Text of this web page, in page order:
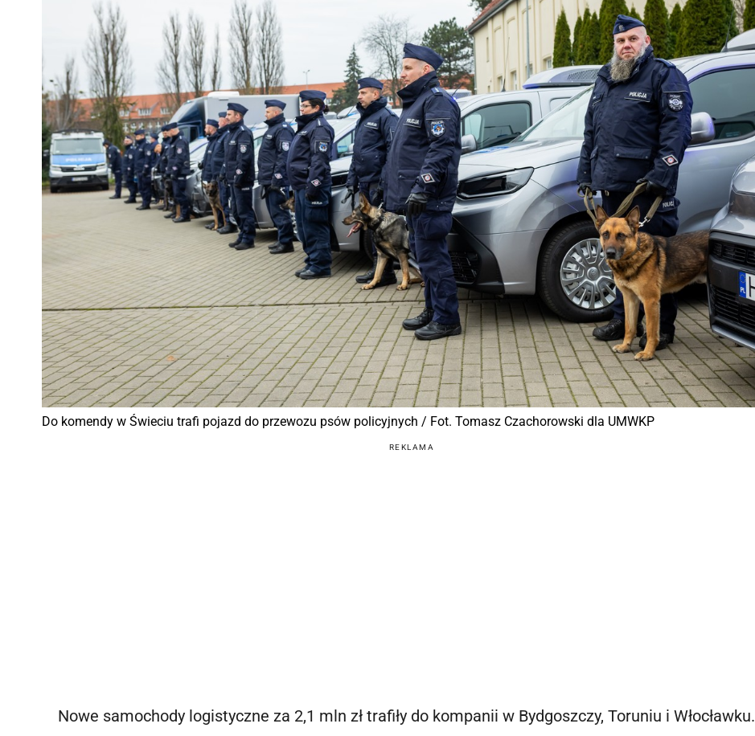
Do komendy w Świeciu trafi pojazd do przewozu psów policyjnych / Fot. Tomasz Czachorowski dla UMWKP
REKLAMA
Nowe samochody logistyczne za 2,1 mln zł trafiły do kompanii w Bydgoszczy, Toruniu i Włocławku.